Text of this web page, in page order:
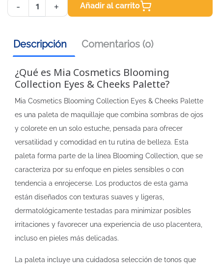
- + Añadir al carrito
Descripción Comentarios (0)
¿Qué es Mia Cosmetics Blooming
Collection Eyes & Cheeks Palette?
Mia Cosmetics Blooming Collection Eyes & Cheeks Palette
es una paleta de maquillaje que combina sombras de ojos
y colorete en un solo estuche, pensada para ofrecer
versatilidad y comodidad en tu rutina de belleza. Esta
paleta forma parte de la línea Blooming Collection, que se
caracteriza por su enfoque en pieles sensibles o con
tendencia a enrojecerse. Los productos de esta gama
están diseñados con texturas suaves y ligeras,
dermatológicamente testadas para minimizar posibles
irritaciones y favorecer una experiencia de uso placentera,
incluso en pieles más delicadas.
La paleta incluye una cuidadosa selección de tonos que